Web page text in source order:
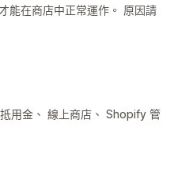
能在商店中正常運作。 原因請
用金、 線上商店、 Shopify 管